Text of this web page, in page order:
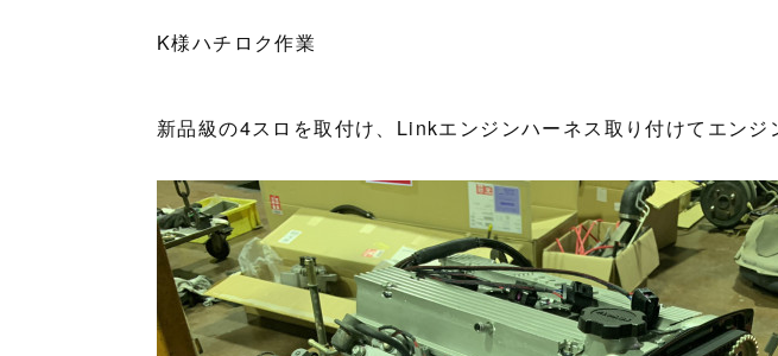
K様ハチロク作業
新品級の4スロを取付け、Linkエンジンハーネス取り付けてエン